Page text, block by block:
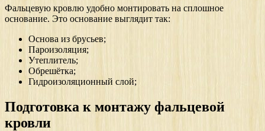
Фальцевую кровлю удобно монтировать на сплошное
основание. Это основание выглядит так:
Основа из брусьев;
Пароизоляция;
Утеплитель;
Обрешётка;
Гидроизоляционный слой;
Подготовка к монтажу фальцевой
кровли